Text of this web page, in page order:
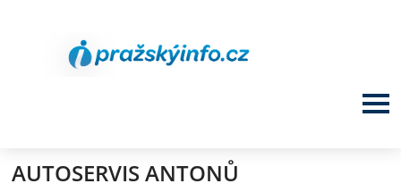
AUTOSERVIS ANTONŮ